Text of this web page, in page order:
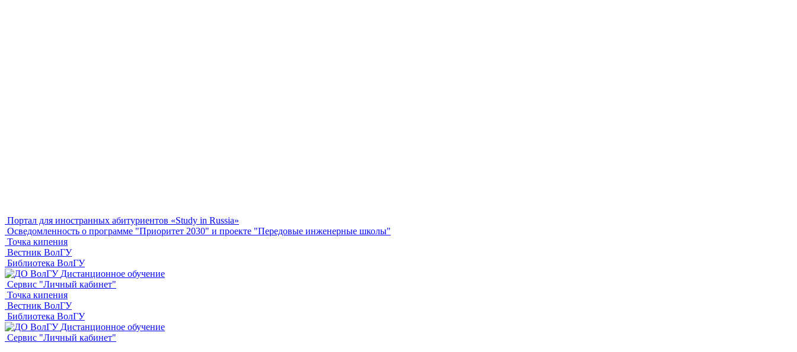
Портал для иностранных абитуриентов «Study in Russia»
Осведомленность о программе "Приоритет 2030" и проекте "Передовые инженерные школы"
Точка кипения
Вестник ВолГУ
Библиотека ВолГУ
Дистанционное обучение
Сервис "Личный кабинет"
Точка кипения
Вестник ВолГУ
Библиотека ВолГУ
Дистанционное обучение
Сервис "Личный кабинет"